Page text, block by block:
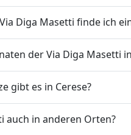
Diga Masetti finde ich
der Via Diga Masetti
gibt es in Cerese?
auch in anderen Orten?